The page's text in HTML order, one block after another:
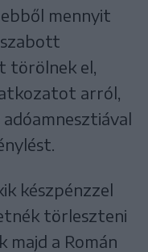
mennyit
törölnek el,
arról,
készpénzzel
törleszteni
a Román